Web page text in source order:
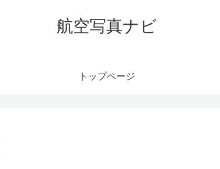
航空写真ナビ
トップページ